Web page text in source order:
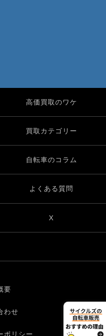
高価買取のワケ
買取カテゴリー
自転車のコラム
よくある質問
X
要
わせ
ポリシー